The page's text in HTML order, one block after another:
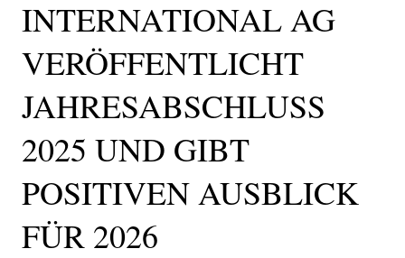
INTERNATIONAL AG
VERÖFFENTLICHT
JAHRESABSCHLUSS
2025 UND GIBT
POSITIVEN AUSBLICK
FÜR 2026